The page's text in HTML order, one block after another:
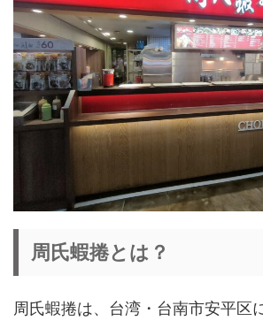
周氏蝦捲とは？
周氏蝦捲は、台湾・台南市安平区